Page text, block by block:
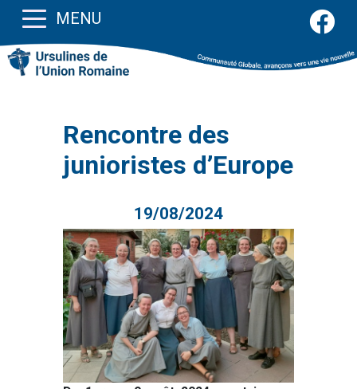
MENU
Rencontre des
junioristes d’Europe
19/08/2024